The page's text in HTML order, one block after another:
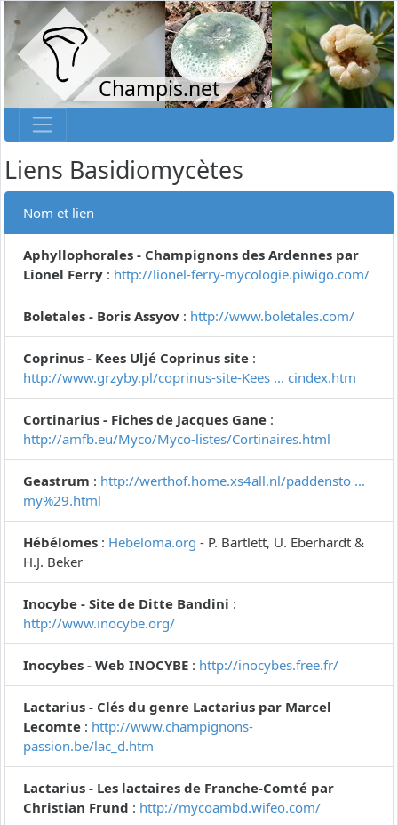
Champis.net
Liens Basidiomycètes
Nom et lien
Aphyllophorales - Champignons des Ardennes par
Lionel Ferry : http://lionel-ferry-mycologie.piwigo.com/
Boletales - Boris Assyov : http://www.boletales.com/
Coprinus - Kees Uljé Coprinus site :
http://www.grzyby.pl/coprinus-site-Kees ... cindex.htm
Cortinarius - Fiches de Jacques Gane :
http://amfb.eu/Myco/Myco-listes/Cortinaires.html
Geastrum : http://werthof.home.xs4all.nl/paddensto ...
my%29.html
Hébélomes : Hebeloma.org - P. Bartlett, U. Eberhardt &
H.J. Beker
Inocybe - Site de Ditte Bandini :
http://www.inocybe.org/
Inocybes - Web INOCYBE : http://inocybes.free.fr/
Lactarius - Clés du genre Lactarius par Marcel
Lecomte : http://www.champignons-
passion.be/lac_d.htm
Lactarius - Les lactaires de Franche-Comté par
Christian Frund : http://mycoambd.wifeo.com/